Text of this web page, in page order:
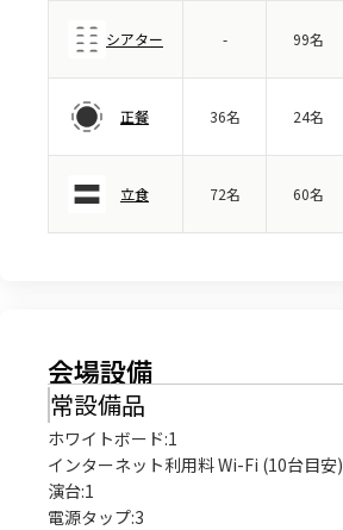
シアター - 99名
正餐 36名 24名
立食 72名 60名
会場設備
常設備品
ホワイトボード:1
インターネット利用料 Wi-Fi (10台目安)
演台:1
電源タップ:3